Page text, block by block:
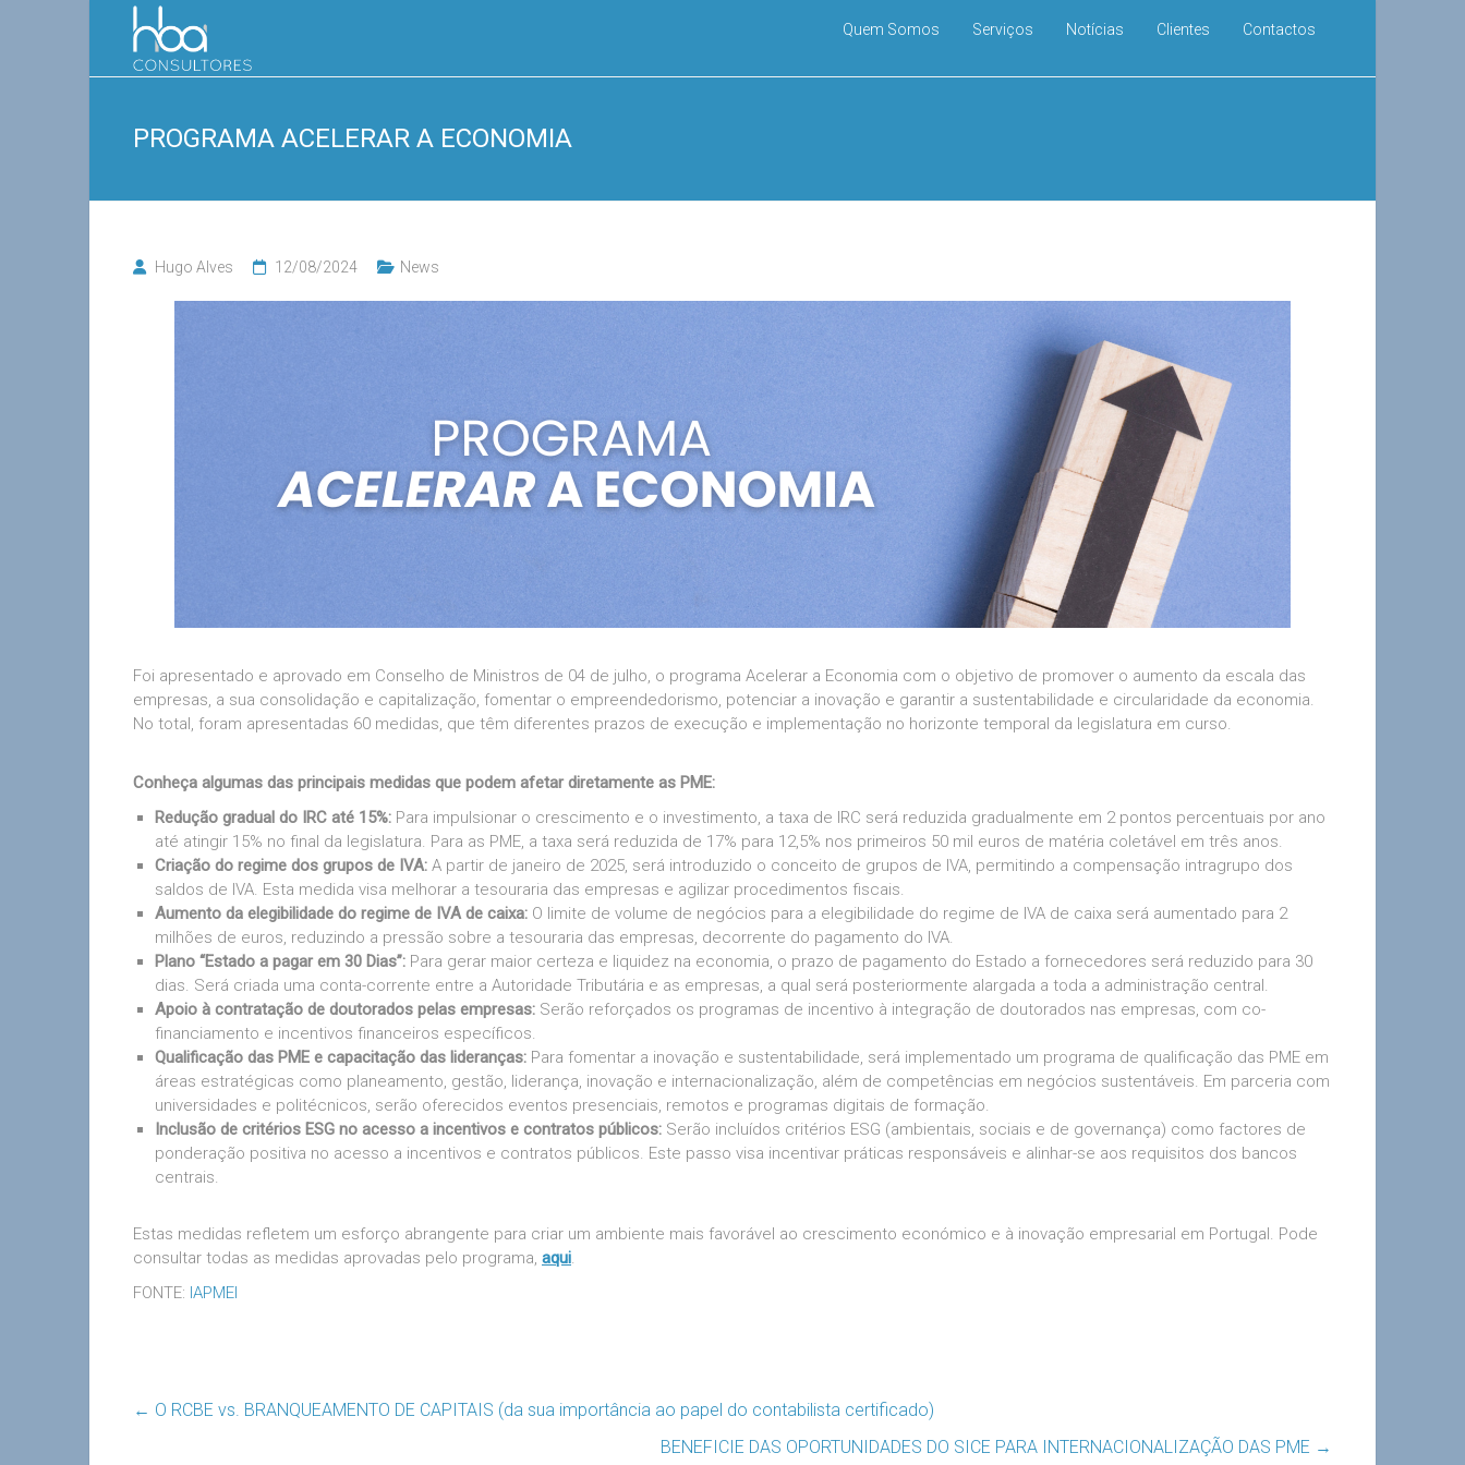
content
HBA
Consultores
Quem Somos Serviços Notícias Clientes Contactos
PROGRAMA ACELERAR A ECONOMIA
Hugo Alves 12/08/2024 News
Foi apresentado e aprovado em Conselho de Ministros de 04 de julho, o programa Acelerar a Economia com o objetivo de promover o aumento da escala das
empresas, a sua consolidação e capitalização, fomentar o empreendedorismo, potenciar a inovação e garantir a sustentabilidade e circularidade da economia.
No total, foram apresentadas 60 medidas, que têm diferentes prazos de execução e implementação no horizonte temporal da legislatura em curso.
Conheça algumas das principais medidas que podem afetar diretamente as PME:
Redução gradual do IRC até 15%: Para impulsionar o crescimento e o investimento, a taxa de IRC será reduzida gradualmente em 2 pontos percentuais por ano
até atingir 15% no final da legislatura. Para as PME, a taxa será reduzida de 17% para 12,5% nos primeiros 50 mil euros de matéria coletável em três anos.
Criação do regime dos grupos de IVA: A partir de janeiro de 2025, será introduzido o conceito de grupos de IVA, permitindo a compensação intragrupo dos
saldos de IVA. Esta medida visa melhorar a tesouraria das empresas e agilizar procedimentos fiscais.
Aumento da elegibilidade do regime de IVA de caixa: O limite de volume de negócios para a elegibilidade do regime de IVA de caixa será aumentado para 2
milhões de euros, reduzindo a pressão sobre a tesouraria das empresas, decorrente do pagamento do IVA.
Plano “Estado a pagar em 30 Dias”: Para gerar maior certeza e liquidez na economia, o prazo de pagamento do Estado a fornecedores será reduzido para 30
dias. Será criada uma conta-corrente entre a Autoridade Tributária e as empresas, a qual será posteriormente alargada a toda a administração central.
Apoio à contratação de doutorados pelas empresas: Serão reforçados os programas de incentivo à integração de doutorados nas empresas, com co-
financiamento e incentivos financeiros específicos.
Qualificação das PME e capacitação das lideranças: Para fomentar a inovação e sustentabilidade, será implementado um programa de qualificação das PME em
áreas estratégicas como planeamento, gestão, liderança, inovação e internacionalização, além de competências em negócios sustentáveis. Em parceria com
universidades e politécnicos, serão oferecidos eventos presenciais, remotos e programas digitais de formação.
Inclusão de critérios ESG no acesso a incentivos e contratos públicos: Serão incluídos critérios ESG (ambientais, sociais e de governança) como factores de
ponderação positiva no acesso a incentivos e contratos públicos. Este passo visa incentivar práticas responsáveis e alinhar-se aos requisitos dos bancos
centrais.
Estas medidas refletem um esforço abrangente para criar um ambiente mais favorável ao crescimento económico e à inovação empresarial em Portugal. Pode
consultar todas as medidas aprovadas pelo programa, aqui.
FONTE: IAPMEI
← O RCBE vs. BRANQUEAMENTO DE CAPITAIS (da sua importância ao papel do contabilista certificado)
BENEFICIE DAS OPORTUNIDADES DO SICE PARA INTERNACIONALIZAÇÃO DAS PME →